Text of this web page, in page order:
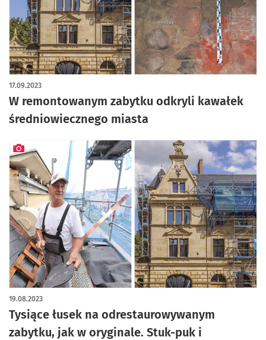
W remontowanym zabytku odkryli kawałek
średniowiecznego miasta
17.09.2023
artykuł z galerią zdjęć
Tysiące łusek na odrestaurowywanym
zabytku, jak w oryginale. Stuk-puk i
19.08.2023
artykuł z galerią zdjęć